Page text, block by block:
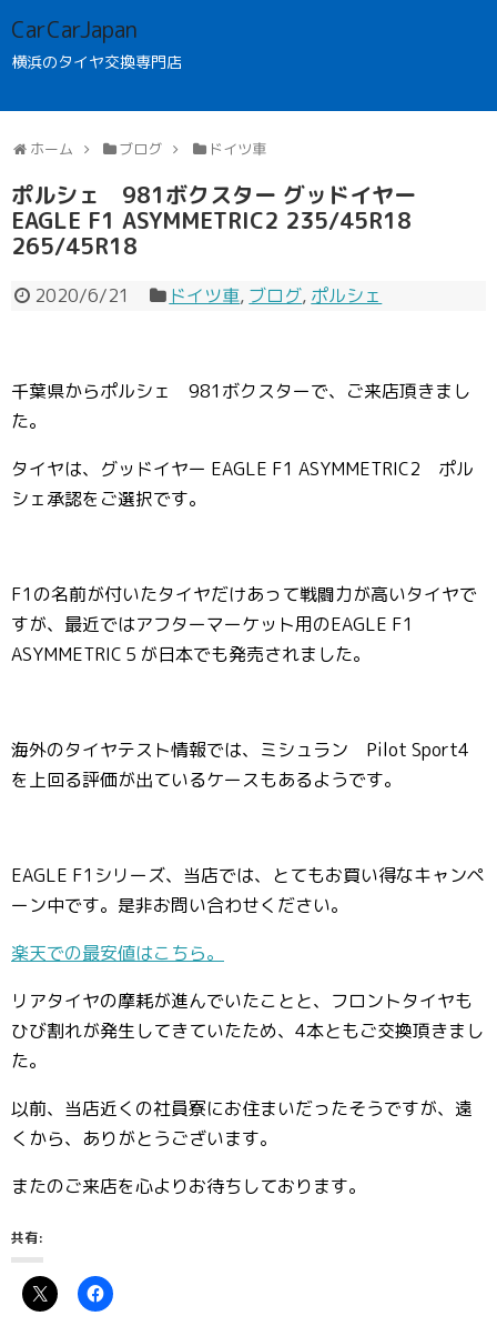
CarCarJapan
横浜のタイヤ交換専門店
ホーム ブログ ドイツ車
ポルシェ 981ボクスター グッドイヤー
EAGLE F1 ASYMMETRIC2 235/45R18
265/45R18
2020/6/21 ドイツ車, ブログ, ポルシェ
千葉県からポルシェ 981ボクスターで、ご来店頂きまし
た。
タイヤは、グッドイヤー EAGLE F1 ASYMMETRIC2 ポル
シェ承認をご選択です。
F1の名前が付いたタイヤだけあって戦闘力が高いタイヤで
すが、最近ではアフターマーケット用のEAGLE F1
ASYMMETRIC５が日本でも発売されました。
海外のタイヤテスト情報では、ミシュラン Pilot Sport4
を上回る評価が出ているケースもあるようです。
EAGLE F1シリーズ、当店では、とてもお買い得なキャンペ
ーン中です。是非お問い合わせください。
楽天での最安値はこちら。
リアタイヤの摩耗が進んでいたことと、フロントタイヤも
ひび割れが発生してきていたため、4本ともご交換頂きまし
た。
以前、当店近くの社員寮にお住まいだったそうですが、遠
くから、ありがとうございます。
またのご来店を心よりお待ちしております。
共有: